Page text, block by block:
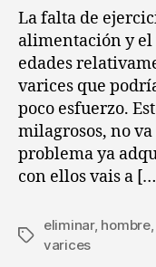
La falta de
alimentación y
edades
varices que
poco esfuerzo.
milagrosos, no
problema ya
con ellos vais a
Etiquetas
eliminar, hombre,
varices